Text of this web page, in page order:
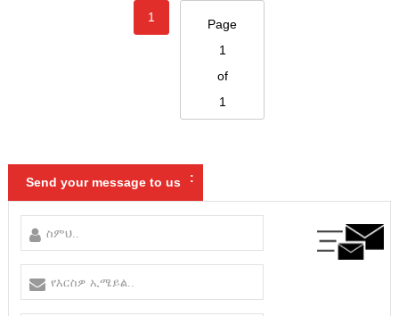
1
Page
1
of
1
Send your message to us :